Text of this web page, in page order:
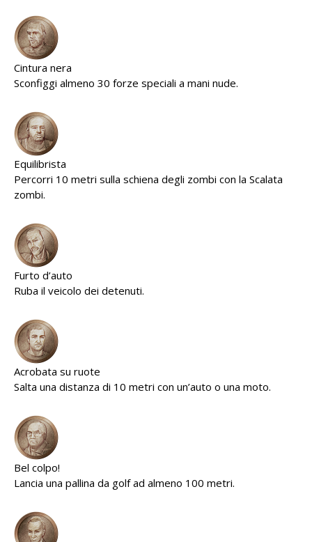
Cintura nera
Sconfiggi almeno 30 forze speciali a mani nude.
Equilibrista
Percorri 10 metri sulla schiena degli zombi con la Scalata
zombi.
Furto d’auto
Ruba il veicolo dei detenuti.
Acrobata su ruote
Salta una distanza di 10 metri con un’auto o una moto.
Bel colpo!
Lancia una pallina da golf ad almeno 100 metri.